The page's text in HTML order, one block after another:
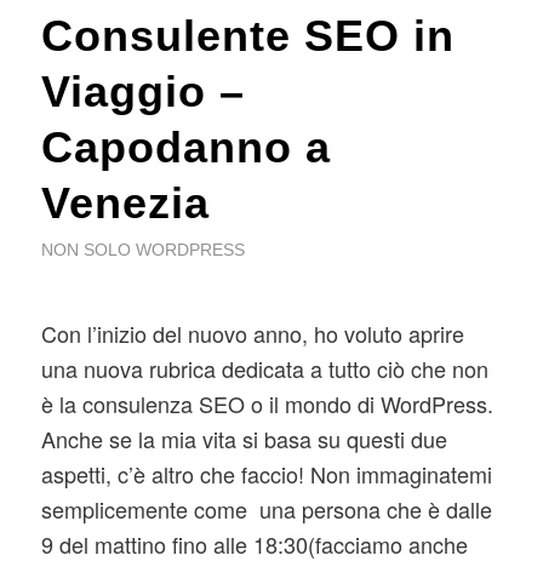
Consulente SEO in
Viaggio –
Capodanno a
Venezia
NON SOLO WORDPRESS
Con l’inizio del nuovo anno, ho voluto aprire
una nuova rubrica dedicata a tutto ciò che non
è la consulenza SEO o il mondo di WordPress.
Anche se la mia vita si basa su questi due
aspetti, c’è altro che faccio! Non immaginatemi
semplicemente come una persona che è dalle
9 del mattino fino alle 18:30(facciamo anche